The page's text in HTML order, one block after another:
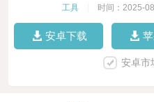
工具 时间：2025-
安卓下载
安卓市